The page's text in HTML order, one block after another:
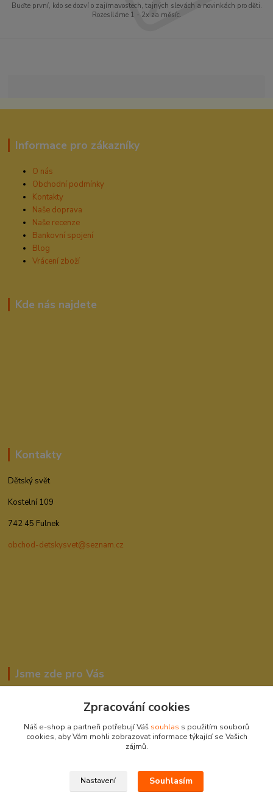
Buďte první, kdo se dozví o zajímavostech, tajných slevách a novinkách pro děti.
Rozesíláme 1 - 2x za měsíc.
Informace pro zákazníky
O nás
Obchodní podmínky
Kontakty
Naše doprava
Naše recenze
Bankovní spojení
Blog
Vrácení zboží
Kde nás najdete
Kontakty
Dětský svět
Kostelní 109
742 45 Fulnek
obchod-detskysvet@seznam.cz
Jsme zde pro Vás
604278943
Zpracování cookies
Náš e-shop a partneři potřebují Váš souhlas s použitím souborů
cookies, aby Vám mohli zobrazovat informace týkající se Vašich
zájmů.
Nastavení Souhlasím